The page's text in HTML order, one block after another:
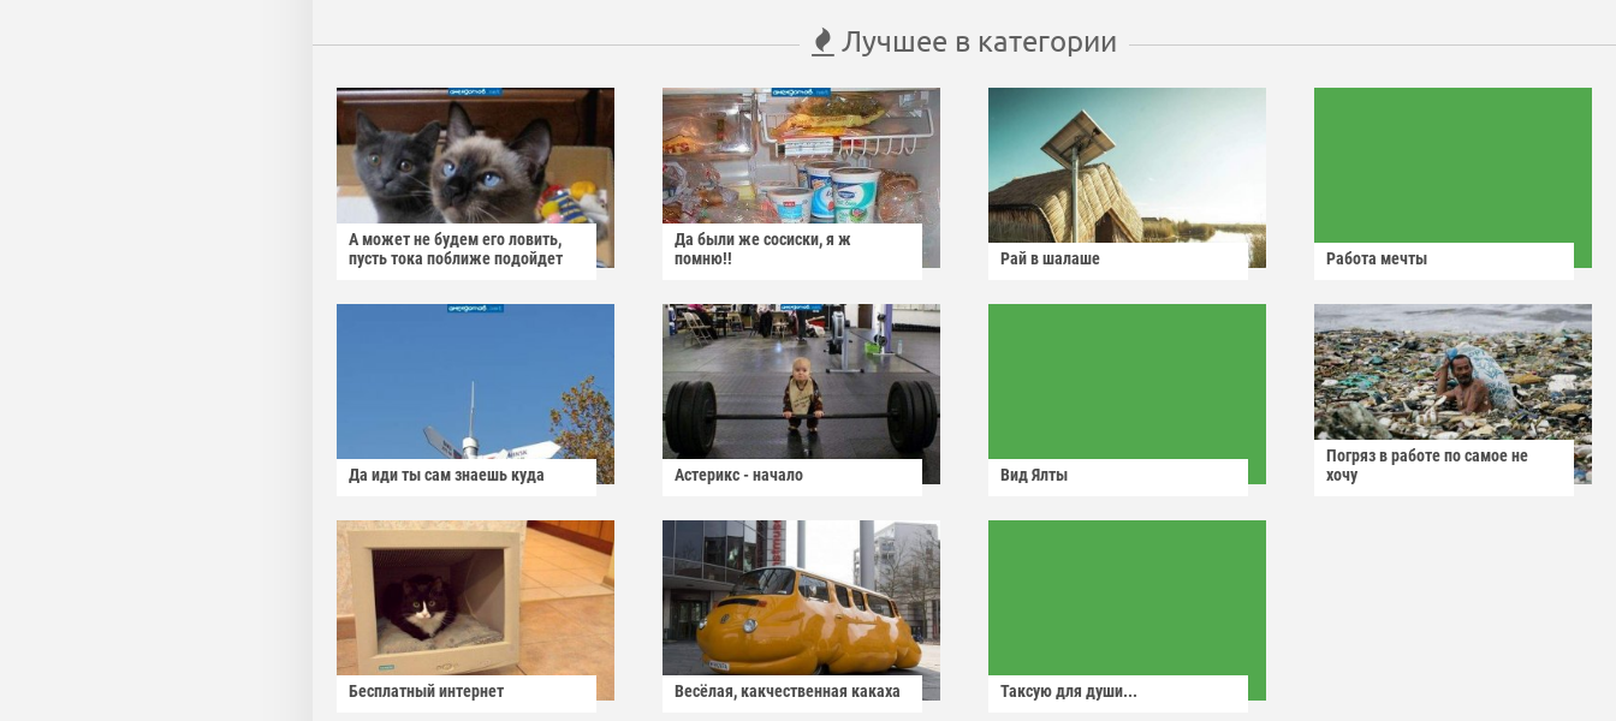
Лучшее в категории
А может не будем его ловить,
пусть тока поближе подойдет
Да были же сосиски, я ж
помню!!
Рай в шалаше Работа мечты
Да иди ты сам знаешь куда Астерикс - начало Вид Ялты
Погряз в работе по самое не
хочу
Бесплатный интернет Весёлая, какчественная какаха Таксую для души...